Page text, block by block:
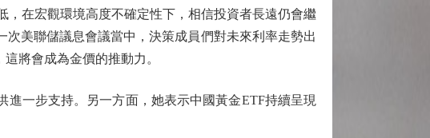
在宏觀環境高度不確定性下，相信投資者長遠仍會繼
美聯儲議息會議當中，決策成員們對未來利率走勢出
將會成為金價的推動力。
一步支持。另一方面，她表示中國黃金ETF持續呈現